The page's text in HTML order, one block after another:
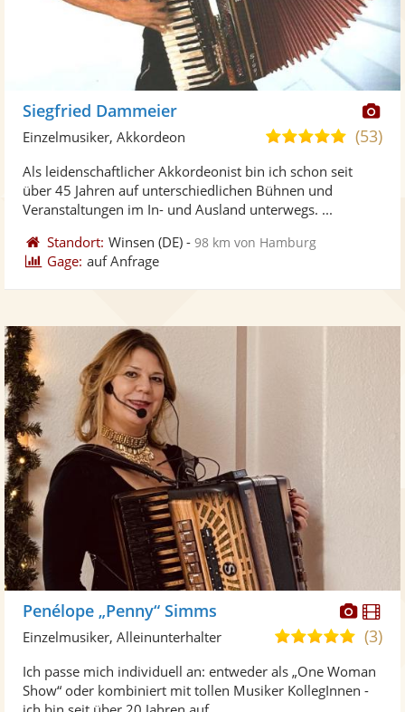
Siegfried Dammeier
5,0
5
(53)
Einzelmusiker, Akkordeon
Als leidenschaftlicher Akkordeonist bin ich schon seit
über 45 Jahren auf unterschiedlichen Bühnen und
Veranstaltungen im In- und Ausland unterwegs. ...
Standort: Winsen (DE) -98 km von Hamburg
Gage: auf Anfrage
Fotos
Penélope „Penny“ Simms
5,0
5
(3)
Einzelmusiker, Alleinunterhalter
Ich passe mich individuell an: entweder als „One Woman
Show“ oder kombiniert mit tollen Musiker KollegInnen -